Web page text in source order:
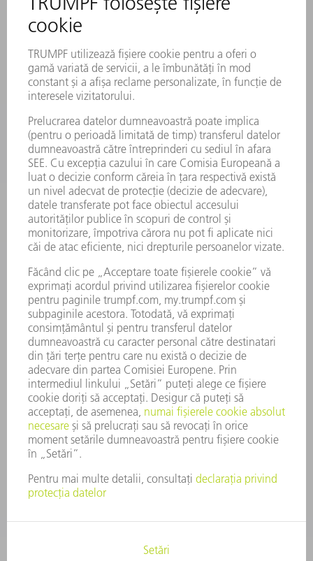
SERVICII ONLINE
CONTACT
LOCAȚII
EVENIMENTE ȘI TERMENE
ABONARE LA NEWSLETTER
FIȘE TEHNICE DE SECURITATE
PRODUSE
LASER
ELECTRONICĂ DE PUTERE
UNELTE ELECTRICE
SMART FACTORY
SOFTWARE
SERVICII
APLICAȚII
DOMENII DE ACTIVITATE
COMPANIE
CARIERĂ
PROFILUL COMPANIEI
COMITET EXECUTIV
RAPORT DE AFACERI
PRINCIPII DE BAZĂ ALE COMPANIEI
CONFORMITATE
SISTEMUL AVERTIZORILOR DE INTEGRITATE
SECURITATE
COMUNICATE DE PRESĂ
REVISTE
SUSTENABILITATE
MEDIU ȘI CLIMĂ
ASPECTE SOCIALE ȘI DE ÎNTREPRINDERE
GUVERNANȚA CORPORATIVĂ
PROTECȚIA DATELOR